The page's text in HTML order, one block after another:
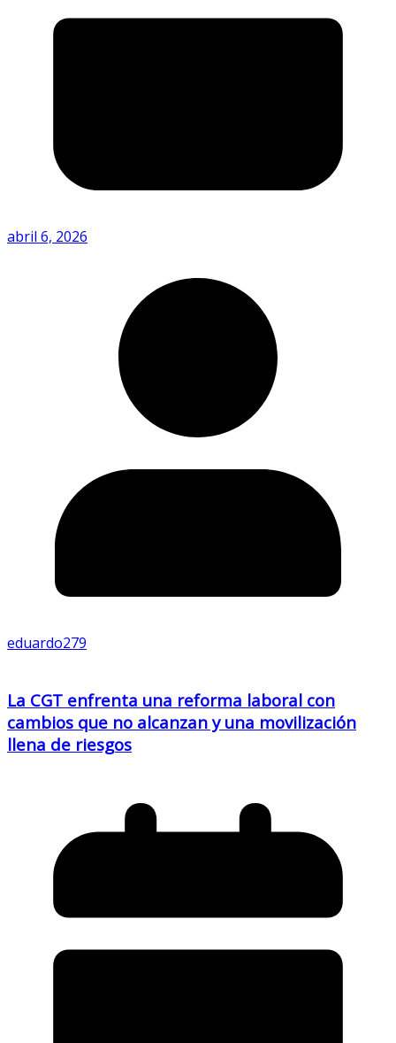
abril 6, 2026
eduardo279
La CGT enfrenta una reforma laboral con
cambios que no alcanzan y una movilización
llena de riesgos